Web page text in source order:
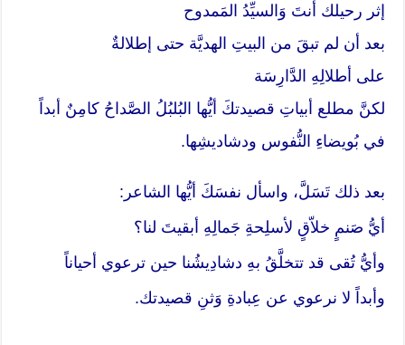
إثر رحيلك أنتَ وَالسيِّدُ المَمدوح
بعد أن لم تبقَ من البيتِ الهديَّة حتى إطلالةٌ
على أطلالِهِ الدَّارِسَة
لكنَّ مطلع أبياتِ قصيدتكَ أيُّها البُلبُلُ الصَّداحُ كامِنٌ أبداً
في بُويضاءِ النُّفوس ودشاديشِها.
بعد ذلك تَسَلَّ، واسأل نفسَكَ أيُّها الشاعر:
أيُّ صَنمٍ خلاّقٍ لأسلِحةِ جَمالِهِ أبقيتَ لنا؟
وأيُّ تُقى قد تتخلَّقُ بهِ دشادِيشُنا حين ترعوي أحياناً
وأبداً لا نرعوي عن عِبادةِ وَثنِ قصيدتك.